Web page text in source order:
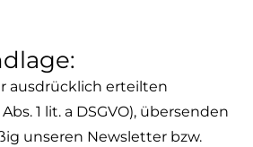
ausdrücklich erteilten
1 lit. a DSGVO), übersenden
unseren Newsletter bzw.